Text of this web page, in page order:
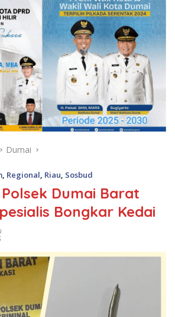
Dumai
Regional Riau Sosbud
Dumai Barat
Bongkar Kedai